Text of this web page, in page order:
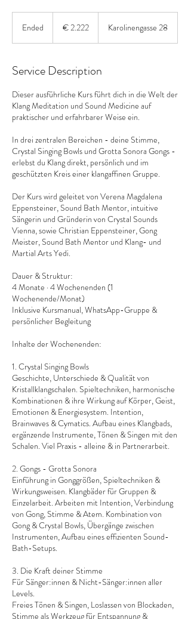
Ended
d
€ 2.222 Karolinengasse 28
Service Description
Dieser ausführliche Kurs führt dich in die Welt der
Klang Meditation und Sound Medicine auf
praktischer und erfahrbarer Weise ein.
In drei zentralen Bereichen - deine Stimme,
Crystal Singing Bowls und Grotta Sonora Gongs -
erlebst du Klang direkt, persönlich und im
geschützten Kreis einer klangaffinen Gruppe.
Der Kurs wird geleitet von Verena Magdalena
Eppensteiner, Sound Bath Mentor, intuitive
Sängerin und Gründerin von Crystal Sounds
Vienna, sowie Christian Eppensteiner, Gong
Meister, Sound Bath Mentor und Klang- und
Martial Arts Yedi.
Dauer & Struktur:
4 Monate · 4 Wochenenden (1
Wochenende/Monat)
Inklusive Kursmanual, WhatsApp-Gruppe &
persönlicher Begleitung
Inhalte der Wochenenden:
1. Crystal Singing Bowls
Geschichte, Unterschiede & Qualität von
Kristallklangschalen. Spieltechniken, harmonische
Kombinationen & ihre Wirkung auf Körper, Geist,
Emotionen & Energiesystem. Intention,
Brainwaves & Cymatics. Aufbau eines Klangbads,
ergänzende Instrumente, Tönen & Singen mit den
Schalen. Viel Praxis - alleine & in Partnerarbeit.
2. Gongs - Grotta Sonora
Einführung in Gonggrößen, Spieltechniken &
Wirkungsweisen. Klangbäder für Gruppen &
Einzelarbeit. Arbeiten mit Intention, Verbindung
von Gong, Stimme & Atem. Kombination von
Gong & Crystal Bowls, Übergänge zwischen
Instrumenten, Aufbau eines effizienten Sound-
Bath-Setups.
3. Die Kraft deiner Stimme
Für Sänger:innen & Nicht-Sänger:innen aller
Levels.
Freies Tönen & Singen, Loslassen von Blockaden,
Stimme als Werkzeug für Entspannung &